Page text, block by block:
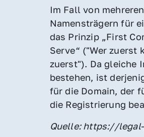
Im Fall von
Namensträgern für
das Prinzip „First
Serve“ ("Wer zuerst
zuerst"). Da gleiche
bestehen, ist
für die Domain, der
die Registrierung
Quelle: https://